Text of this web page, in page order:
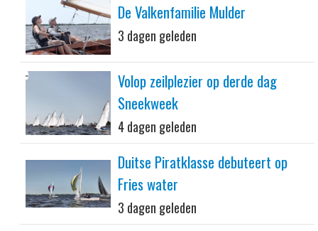
De Valkenfamilie Mulder
3 dagen geleden
Volop zeilplezier op derde dag
Sneekweek
4 dagen geleden
Duitse Piratklasse debuteert op
Fries water
3 dagen geleden